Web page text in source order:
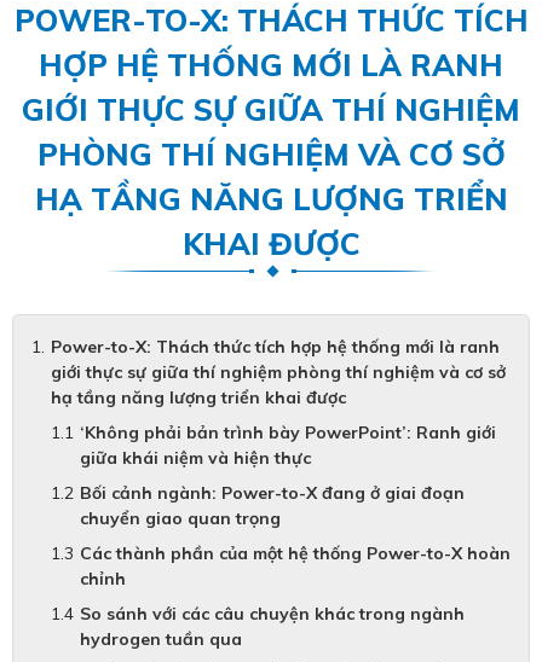
POWER-TO-X: THÁCH THỨC TÍCH
HỢP HỆ THỐNG MỚI LÀ RANH
GIỚI THỰC SỰ GIỮA THÍ NGHIỆM
PHÒNG THÍ NGHIỆM VÀ CƠ SỞ
HẠ TẦNG NĂNG LƯỢNG TRIỂN
KHAI ĐƯỢC
Power-to-X: Thách thức tích hợp hệ thống mới là ranh
giới thực sự giữa thí nghiệm phòng thí nghiệm và cơ sở
hạ tầng năng lượng triển khai được
‘Không phải bản trình bày PowerPoint’: Ranh giới
giữa khái niệm và hiện thực
Bối cảnh ngành: Power-to-X đang ở giai đoạn
chuyển giao quan trọng
Các thành phần của một hệ thống Power-to-X hoàn
chỉnh
So sánh với các câu chuyện khác trong ngành
hydrogen tuần qua